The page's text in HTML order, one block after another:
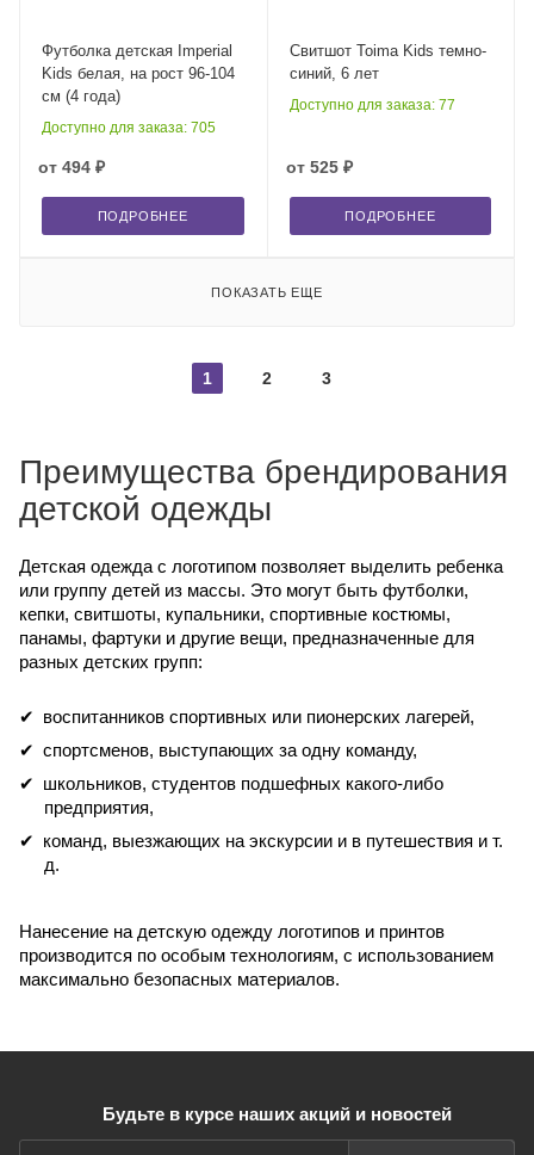
Футболка детская Imperial
Kids белая, на рост 96-104
см (4 года)
Доступно для заказа: 705
от 494 ₽
ПОДРОБНЕЕ
Свитшот Toima Kids темно-
синий, 6 лет
Доступно для заказа: 77
от 525 ₽
ПОДРОБНЕЕ
ПОКАЗАТЬ ЕЩЕ
1 2 3
Преимущества брендирования
детской одежды
Детская одежда с логотипом позволяет выделить ребенка
или группу детей из массы. Это могут быть футболки,
кепки, свитшоты, купальники, спортивные костюмы,
панамы, фартуки и другие вещи, предназначенные для
разных детских групп:
воспитанников спортивных или пионерских лагерей,
спортсменов, выступающих за одну команду,
школьников, студентов подшефных какого-либо
предприятия,
команд, выезжающих на экскурсии и в путешествия и т.
д.
Нанесение на детскую одежду логотипов и принтов
производится по особым технологиям, с использованием
максимально безопасных материалов.
Будьте в курсе наших акций и новостей